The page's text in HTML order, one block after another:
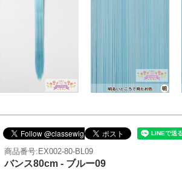
商品番号:EX002-80-BL09
バンス80cm - ブルー09